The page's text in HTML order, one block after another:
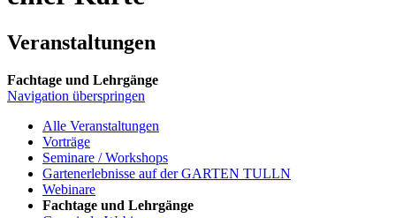
Veranstaltungen
Fachtage und Lehrgänge
Navigation überspringen
Alle Veranstaltungen
Vorträge
Seminare / Workshops
Gartenerlebnisse auf der GARTEN TULLN
Webinare
Fachtage und Lehrgänge